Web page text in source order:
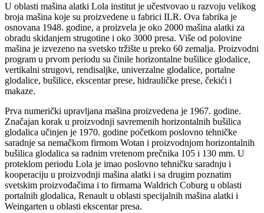
U oblasti mašina alatki Lola institut je učestvovao u razvoju velikog
broja mašina koje su proizvedene u fabrici ILR. Ova fabrika je
osnovana 1948. godine, a proizvela je oko 2000 mašina alatki za
obradu skidanjem strugotine i oko 3000 presa. Više od polovine
mašina je izvezeno na svetsko tržište u preko 60 zemalja. Proizvodni
program u prvom periodu su činile horizontalne bušilice glodalice,
vertikalni strugovi, rendisaljke, univerzalne glodalice, portalne
glodalice, bušilice, ekscentar prese, hidrauličke prese, čekići i
makaze.
Prva numerički upravljana mašina proizvedena je 1967. godine.
Značajan korak u proizvodnji savremenih horizontalnih bušilica
glodalica učinjen je 1970. godine početkom poslovno tehničke
saradnje sa nemačkom firmom Wotan i proizvodnjom horizontalnih
bušilica glodalica sa radnim vretenom prečnika 105 i 130 mm. U
proteklom periodu Lola je imao poslovno tehničku saradnju i
kooperaciju u proizvodnji mašina alatki i sa drugim poznatim
svetskim proizvođačima i to firmama Waldrich Coburg u oblasti
portalnih glodalica, Renault u oblasti specijalnih mašina alatki i
Weingarten u oblasti ekscentar presa.